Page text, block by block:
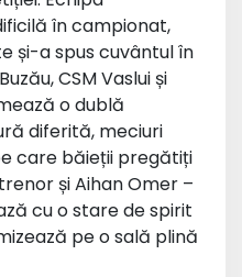
în campionat,
și-a spus cuvântul în
CSM Vaslui și
o dublă
diferită, meciuri
care băieții pregătiți
și Aihan Omer –
cu o stare de spirit
pe o sală plină